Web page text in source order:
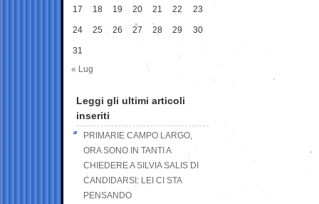
17 18 19 20 21 22 23
24 25 26 27 28 29 30
31
« Lug
Leggi gli ultimi articoli
inseriti
PRIMARIE CAMPO LARGO,
ORA SONO IN TANTI A
CHIEDERE A SILVIA SALIS DI
CANDIDARSI: LEI CI STA
PENSANDO